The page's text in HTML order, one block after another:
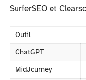
SurferSEO et
Outil
ChatGPT
MidJourney